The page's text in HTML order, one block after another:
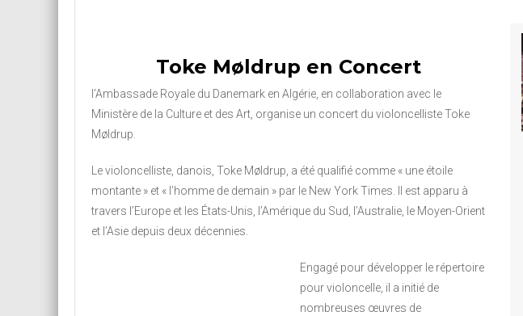
Toke Møldrup en Concert
l’Ambassade Royale du Danemark en Algérie, en collaboration avec le
Ministère de la Culture et des Art, organise un concert du violoncelliste Toke
Møldrup.
Le violoncelliste, danois, Toke Møldrup, a été qualifié comme « une étoile
montante » et « l’homme de demain » par le New York Times. Il est apparu à
travers l’Europe et les États-Unis, l’Amérique du Sud, l’Australie, le Moyen-Orient
et l’Asie depuis deux décennies.
Engagé pour développer le répertoire
pour violoncelle, il a initié de
nombreuses œuvres de